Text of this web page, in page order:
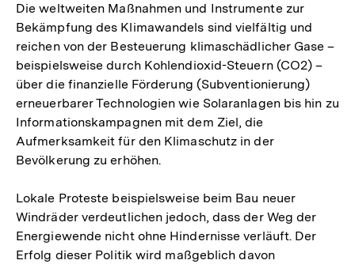
Die weltweiten Maßnahmen und Instrumente zur
Bekämpfung des Klimawandels sind vielfältig und
reichen von der Besteuerung klimaschädlicher Gase –
beispielsweise durch Kohlendioxid-Steuern (CO2) –
über die finanzielle Förderung (Subventionierung)
erneuerbarer Technologien wie Solaranlagen bis hin zu
Informationskampagnen mit dem Ziel, die
Aufmerksamkeit für den Klimaschutz in der
Bevölkerung zu erhöhen.
Lokale Proteste beispielsweise beim Bau neuer
Windräder verdeutlichen jedoch, dass der Weg der
Energiewende nicht ohne Hindernisse verläuft. Der
Erfolg dieser Politik wird maßgeblich davon